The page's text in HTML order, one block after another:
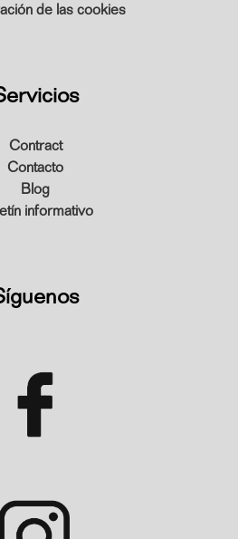
de las cookies
Contract
Contacto
Blog
informativo